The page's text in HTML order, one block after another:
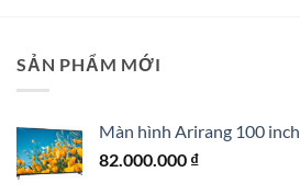
SẢN PHẨM MỚI
Màn hình Arirang 100 inch
82.000.000 ₫